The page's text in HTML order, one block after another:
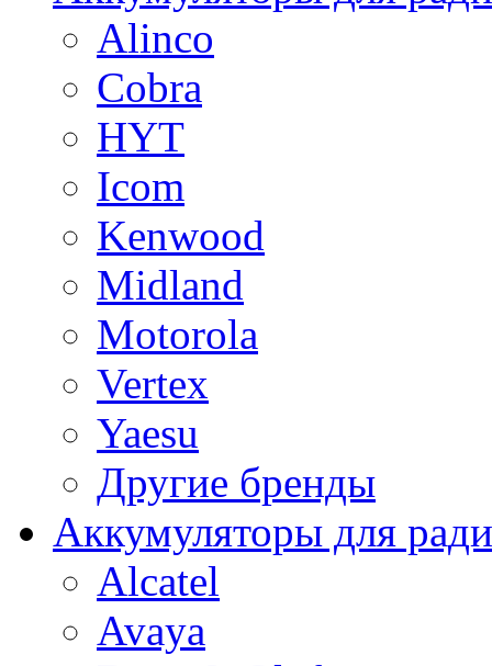
Alinco
Cobra
HYT
Icom
Kenwood
Midland
Motorola
Vertex
Yaesu
Другие бренды
Аккумуляторы для
Alcatel
Avaya